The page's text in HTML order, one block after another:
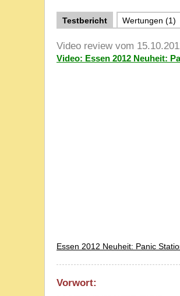
Testbericht Wertungen (1)
Video review vom
Video: Essen 2012 Neuheit:
Essen 2012 Neuheit: Panic
Vorwort: